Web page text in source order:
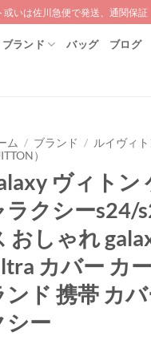
或いは佐川急便で発送、通関保証
ブランド バッグ ブログ
ム / ブランド / ルイヴィ
）
ヴィトン
ラクシーs24/
おしゃれ
カバー カ
ンド 携帯 カ
シー